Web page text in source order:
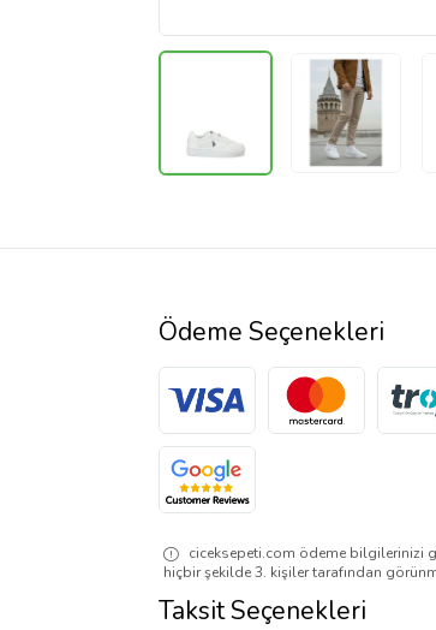
Ödeme Seçenekleri
ciceksepeti.com ödeme bilgilerinizi
hiçbir şekilde 3. kişiler tarafından
Taksit Seçenekleri